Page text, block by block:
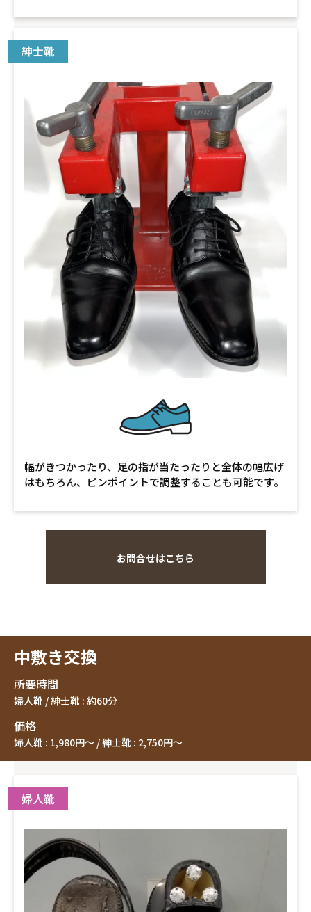
紳士靴
幅がきつかったり、足の指が当たったりと全体の幅広げ
はもちろん、ピンポイントで調整することも可能です。
お問合せはこちら
中敷き交換
所要時間
婦人靴 / 紳士靴 : 約60分
価格
婦人靴 : 1,980円〜 / 紳士靴 : 2,750円〜
婦人靴